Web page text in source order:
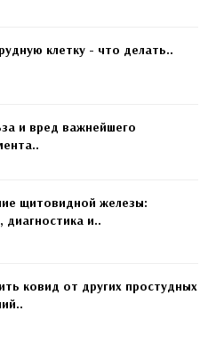
клетку - что делать..
и вред важнейшего
щитовидной железы:
и..
ковид от других простудных